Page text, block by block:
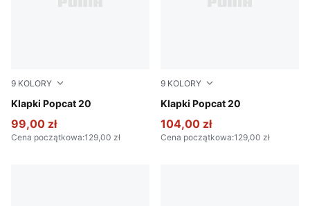
9 KOLORY
Klapki Popcat 20
PUMA White-Apricot Blush
99,00 zł
Cena początkowa:129,00 zł
9 KOLORY
Klapki Popcat 20
Puma Black-Puma Black-
104,00 zł
Cena początkowa:129,00 zł